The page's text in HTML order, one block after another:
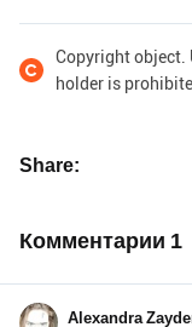
Copyright object.
holder is
Share
Комментарии 1
Alexandra